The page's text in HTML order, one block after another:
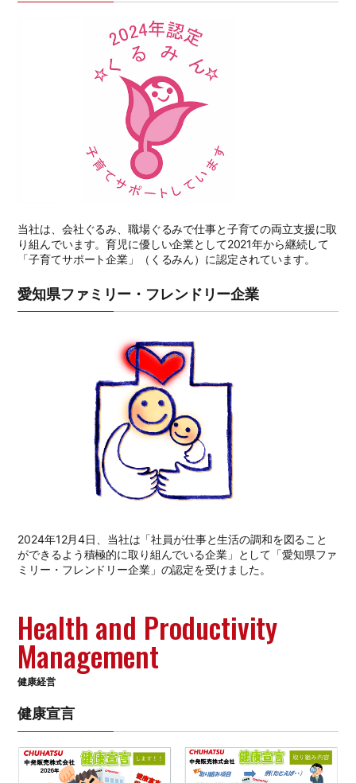
当社は、会社ぐるみ、職場ぐるみで仕事と子育ての両立支援に取
り組んでいます。育児に優しい企業として2021年から継続して
「子育てサポート企業」（くるみん）に認定されています。
愛知県ファミリー・フレンドリー企業
2024年12月4日、当社は「社員が仕事と生活の調和を図ること
ができるよう積極的に取り組んでいる企業」として「愛知県ファ
ミリー・フレンドリー企業」の認定を受けました。
Health and Productivity
Management
健康経営
健康宣言